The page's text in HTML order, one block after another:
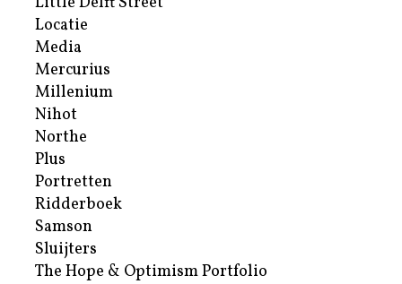
Locatie
Media
Mercurius
Millenium
Nihot
Northe
Plus
Portretten
Ridderboek
Samson
Sluijters
The Hope & Optimism Portfolio